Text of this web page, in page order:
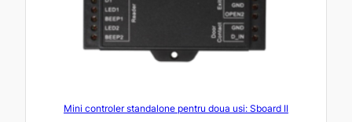
Mini controler standalone pentru doua usi: Sboard II